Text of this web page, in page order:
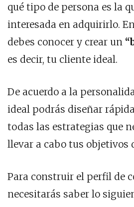
qué tipo de persona es la
interesada en adquirirlo.
debes conocer y crear un
es decir, tu cliente ideal.
De acuerdo a la
ideal podrás diseñar
todas las estrategias que
llevar a cabo tus objetivos
Para construir el perfil de
necesitarás saber lo